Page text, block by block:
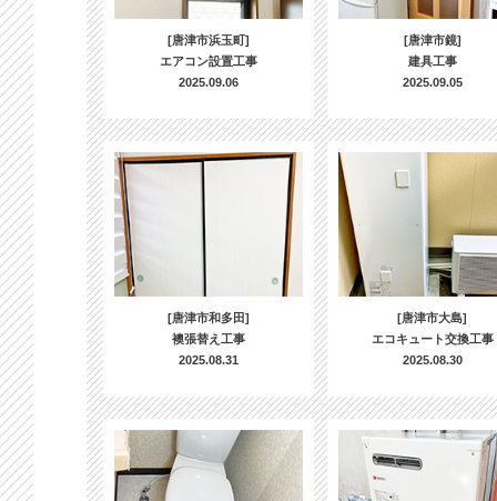
[唐津市浜玉町]
エアコン設置工事
2025.09.06
[唐津市鏡]
建具工事
2025.09.05
[唐津市和多田]
襖張替え工事
2025.08.31
[唐津市大島]
エコキュート交換工事
2025.08.30